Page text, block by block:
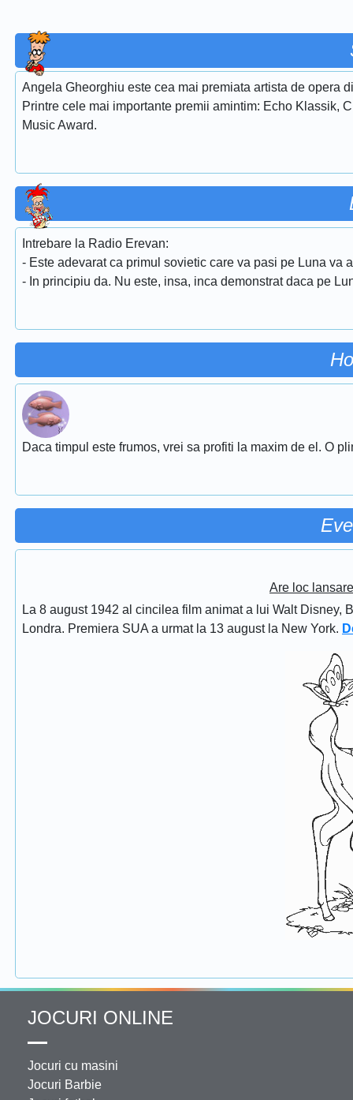
Angela Gheorghiu este cea mai premiata artista de opera
Printre cele mai importante premii amintim: Echo Klassik,
Music Award.
Intrebare la Radio Erevan:
- Este adevarat ca primul sovietic care va pasi pe Luna va
- In principiu da. Nu este, insa, inca demonstrat daca pe
Daca timpul este frumos, vrei sa profiti la maxim de el. O
Are loc
La 8 august 1942 al cincilea film animat a lui Walt
Londra. Premiera SUA a urmat la 13 august la New York.
JOCURI ONLINE
Jocuri cu masini
Jocuri Barbie